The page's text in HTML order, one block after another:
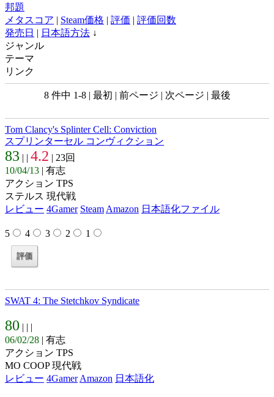
邦題
メタスコア | Steam価格 | 評価 | 評価回数
発売日 | 日本語方法 ↓
ジャンル
テーマ
リンク
8 件中 1-8 | 最初 | 前ページ | 次ページ | 最後
Tom Clancy's Splinter Cell: Conviction
スプリンターセル コンヴィクション
83 | | 4.2 | 23回
10/04/13 | 有志
アクション TPS
ステルス 現代戦
レビュー 4Gamer Steam Amazon 日本語化ファイル
5 4 3 2 1
SWAT 4: The Stetchkov Syndicate
80 | | |
06/02/28 | 有志
アクション TPS
MO COOP 現代戦
レビュー 4Gamer Amazon 日本語化